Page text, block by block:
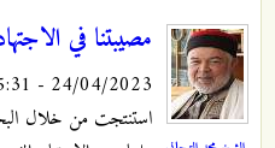
مصيبتنا في
24/04/2023 - 15:31
استنتجت من خلال